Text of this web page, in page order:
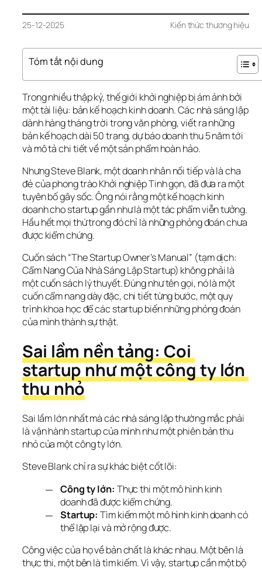
25-12-2025 Kiến thức thương hiệu
Tóm tắt nội dung
Trong nhiều thập kỷ, thế giới khởi nghiệp bị ám ảnh bởi
một tài liệu: bản kế hoạch kinh doanh. Các nhà sáng lập
dành hàng tháng trời trong văn phòng, viết ra những
bản kế hoạch dài 50 trang, dự báo doanh thu 5 năm tới
và mô tả chi tiết về một sản phẩm hoàn hảo.
Nhưng Steve Blank, một doanh nhân nối tiếp và là cha
đẻ của phong trào Khởi nghiệp Tinh gọn, đã đưa ra một
tuyên bố gây sốc. Ông nói rằng một kế hoạch kinh
doanh cho startup gần như là một tác phẩm viễn tưởng.
Hầu hết mọi thứ trong đó chỉ là những phỏng đoán chưa
được kiểm chứng.
Cuốn sách “The Startup Owner’s Manual” (tạm dịch:
Cẩm Nang Của Nhà Sáng Lập Startup) không phải là
một cuốn sách lý thuyết. Đúng như tên gọi, nó là một
cuốn cẩm nang dày đặc, chi tiết từng bước, một quy
trình khoa học để các startup biến những phỏng đoán
của mình thành sự thật.
Sai lầm nền tảng: Coi
startup như một công ty lớn
thu nhỏ
Sai lầm lớn nhất mà các nhà sáng lập thường mắc phải
là vận hành startup của mình như một phiên bản thu
nhỏ của một công ty lớn.
Steve Blank chỉ ra sự khác biệt cốt lõi:
Công ty lớn: Thực thi một mô hình kinh
doanh đã được kiểm chứng.
Startup: Tìm kiếm một mô hình kinh doanh có
thể lặp lại và mở rộng được.
Công việc của họ về bản chất là khác nhau. Một bên là
thực thi, một bên là tìm kiếm. Vì vậy, startup cần một bộ